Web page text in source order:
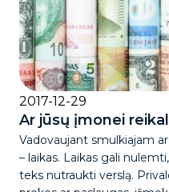
2017-12-29
Ar jūsų įmonei
Vadovaujant smulkiajam
– laikas. Laikas gali
teks nutraukti verslą.